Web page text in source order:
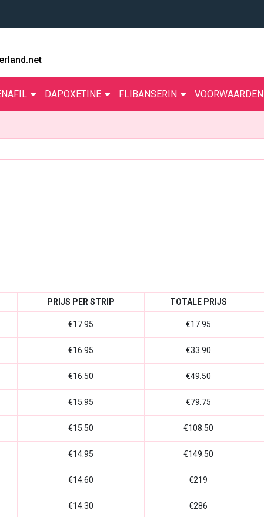
DAPOXETINE FLIBANSERIN VOORWAARDEN
PRIJS PER STRIP TOTALE PRIJS
€17.95 €17.95
€16.95 €33.90
€16.50 €49.50
€15.95 €79.75
€15.50 €108.50
€14.95 €149.50
€14.60 €219
€14.30 €286